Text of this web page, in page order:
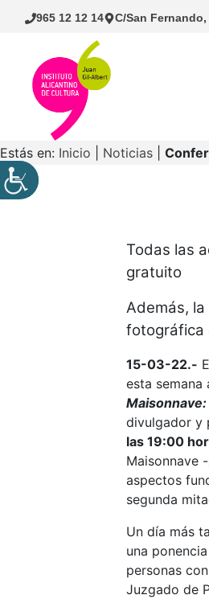
Saltar
965 12 12 14 C/San Fernando,
Estás en: Inicio Noticias
Todas las
gratuito
Además,
fotográfica
15-03-22.-
esta semana
divulgador y
las 19:00
Maisonnave
aspectos
segunda
Un día más
una
personas
Juzgado de